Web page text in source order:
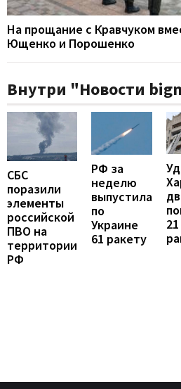
На прощание с Кравчуком
Ющенко и Порошенко
Внутри "Новости
СБС
поразили
элементы
российской
ПВО на
территории
РФ
РФ за
неделю
выпустила
по
Украине
61 ракету
21